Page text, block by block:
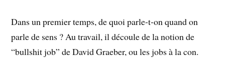
Dans un premier temps, de quoi parle-t-on quand on
parle de sens ? Au travail, il découle de la notion de
“bullshit job” de David Graeber, ou les jobs à la con.